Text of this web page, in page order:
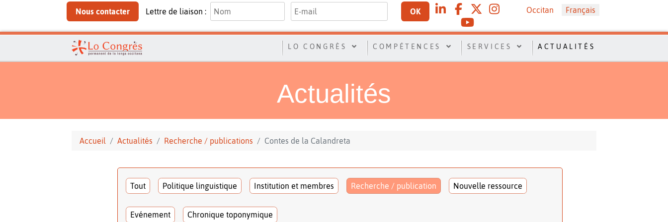
Nous contacter Lettre de liaison : OK Sélectionnez votre langue
Occitan Français
LO CONGRÈS COMPÉTENCES SERVICES ACTUALITÉS
Actualités
Accueil Actualités Recherche / publications Contes de la Calandreta
Tout Politique linguistique Institution et membres Recherche / publication Nouvelle ressource
Evénement Chronique toponymique